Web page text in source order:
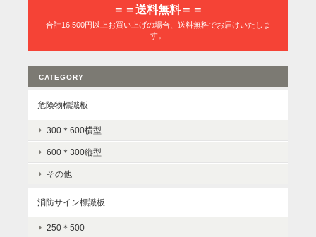
＝＝送料無料＝＝
合計16,500円以上お買い上げの場合、送料無料でお届けいたしま
す。
CATEGORY
危険物標識板
300＊600横型
600＊300縦型
その他
消防サイン標識板
250＊500